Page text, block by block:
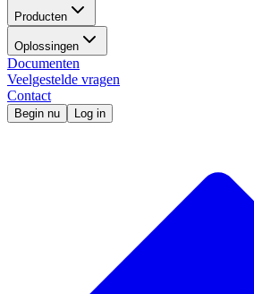
Producten
Oplossingen
Documenten
Veelgestelde vragen
Contact
Begin nu Log in